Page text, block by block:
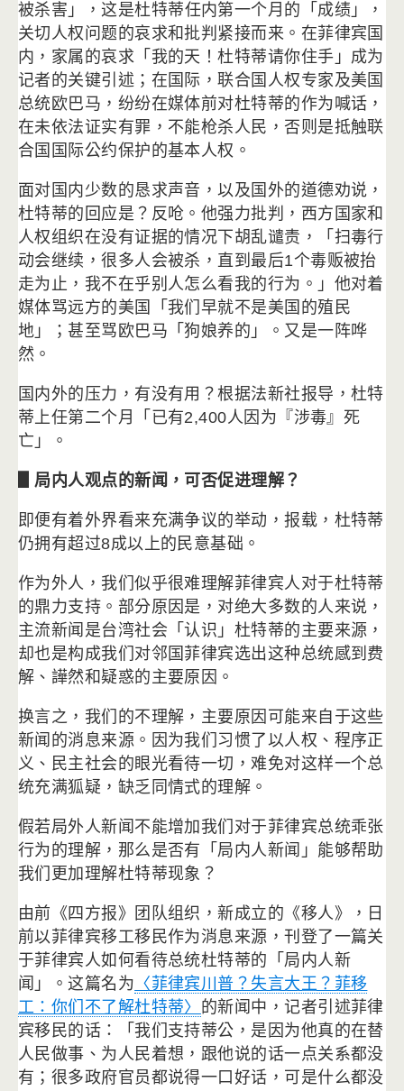
被杀害」，这是杜特蒂任内第一个月的「成绩」，
关切人权问题的哀求和批判紧接而来。在菲律宾国
内，家属的哀求「 我的天！杜特蒂请你住手」成为
记者的关键引述；在国际，联合国人权专家及美国
总统欧巴马， 纷纷在媒体前对杜特蒂的作为喊话，
在未依法证实有罪， 不能枪杀人民，否则是抵触联
合国国际公约保护的基本人权。
面对国内少数的恳求声音，以及国外的道德劝说，
杜特蒂的回应是？ 反呛。他强力批判， 西方国家和
人权组织在没有证据的情况下胡乱谴责，「 扫毒行
动会继续，很多人会被杀，直到最后1个毒贩被抬
走为止， 我不在乎别人怎么看我的行为。」他对着
媒体骂远方的美国「 我们早就不是美国的殖民
地」；甚至骂欧巴马「狗娘养的」。 又是一阵哗
然。
国内外的压力，有没有用？根据法新社报导，杜特
蒂上任第二个月「 已有2,400人因为『涉毒』死
亡」。
▋局内人观点的新闻，可否促进理解？
即便有着外界看来充满争议的举动，报载， 杜特蒂
仍拥有超过8成以上的民意基础。
作为外人，我们似乎很难理解菲律宾人对于杜特蒂
的鼎力支持。 部分原因是，对绝大多数的人来说，
主流新闻是台湾社会「认识」 杜特蒂的主要来源，
却也是构成我们对邻国菲律宾选出这种总统感到费
解、 譁然和疑惑的主要原因。
换言之，我们的不理解，主要原因可能来自于这些
新闻的消息来源。 因为我们习惯了以人权、程序正
义、民主社会的眼光看待一切，难免对这样一个总
统充满狐疑，缺乏同情式的理解。
假若局外人新闻不能增加我们对于菲律宾总统乖张
行为的理解， 那么是否有「局内人新闻」能够帮助
我们更加理解杜特蒂现象？
由前《四方报》团队组织，新成立的《移人》， 日
前以菲律宾移工移民作为消息来源，刊登了一篇关
于菲律宾人如何看待总统杜特蒂的「局内人新
闻」。这篇名为 〈菲律宾川普？失言大王？菲移
工：你们不了解杜特蒂〉
的新闻中，记者引述菲律
宾移民的话：「我们支持蒂公， 是因为他真的在替
人民做事、为人民着想， 跟他说的话一点关系都没
有；很多政府官员都说得一口好话， 可是什么都没